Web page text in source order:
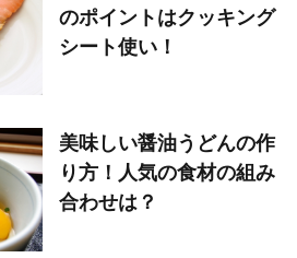
のポイントはクッキング
シート使い！
美味しい醤油うどんの作
り方！人気の食材の組み
合わせは？